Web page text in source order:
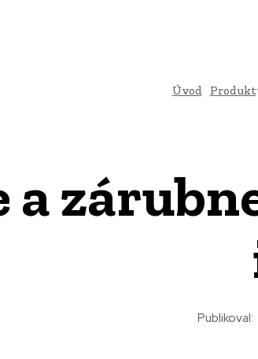
Úvod
a
Publikoval: